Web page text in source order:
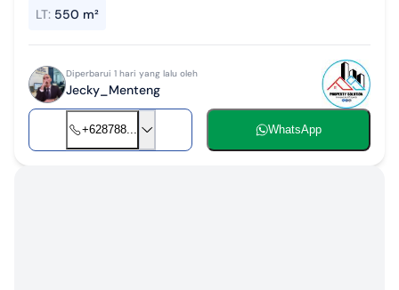
Untuk Villa K...
LT: 550 m²
Diperbarui 1 hari yang lalu oleh
Jecky_Menteng
+628788... WhatsApp